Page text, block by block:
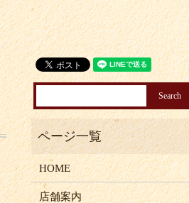
HOME
店舗案内